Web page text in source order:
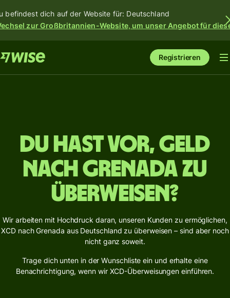
befindest dich auf der Website für: Deutschland
zur Großbritannien-Website, um unser Angebot für
Registrieren
Du hast vor, Geld
nach Grenada zu
überweisen?
Wir arbeiten mit Hochdruck daran, unseren Kunden zu ermöglichen,
XCD nach Grenada aus Deutschland zu überweisen – sind aber noch
nicht ganz soweit.
Trage dich unten in der Wunschliste ein und erhalte eine
Benachrichtigung, wenn wir XCD-Überweisungen einführen.